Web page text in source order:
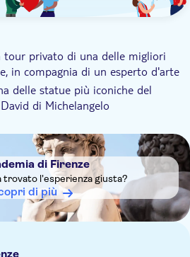
tour privato di una delle migliori
in compagnia di un esperto d'arte
delle statue più iconiche del
di Michelangelo
visita di ogni sala e mostra, quindi
perderti nulla
ne scoprirai la storia, il processo
in arte rinascimentale, sarà in
tua domanda
di Firenze
trovato l'esperienza giusta?
di più